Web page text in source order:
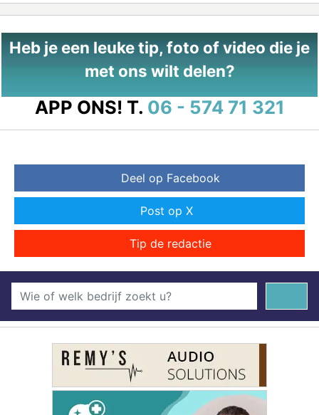
Heb je een leuke tip, foto of video die je
met ons wilt delen?
APP ONS! T. 06 - 574 71 321
Deel op Facebook
Post op X
Tip de redactie